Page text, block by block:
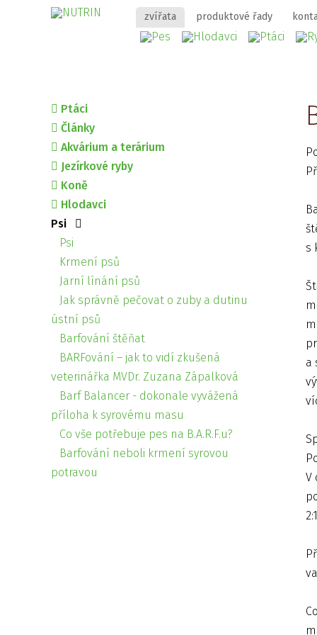
zvířata produktové řady
Ptáci
Články
Akvárium a terárium
Jezírkové ryby
Koně
Hlodavci
Psi
Psi
Krmení psů
Jarní línání psů
Jak správně pečovat o zuby a dutinu
ústní psů
Barfování štěňat
BARFování – jak to vidí zkušená
veterinářka MVDr. Zuzana Zápalková
Barf Balancer - dokonale vyvážená
příloha k syrovému masu
Co vše potřebuje pes na B.A.R.F.u?
Barfování neboli krmení syrovou
potravou
s
a
V